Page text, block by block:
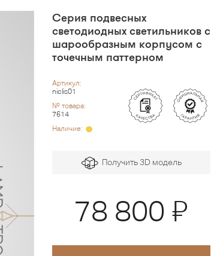
Серия подвесных
светодиодных светильников с
шарообразным корпусом с
точечным паттерном
Артикул:
niclis01
№ товара:
7614
Наличие:
Получить 3D модель
78 800 Я